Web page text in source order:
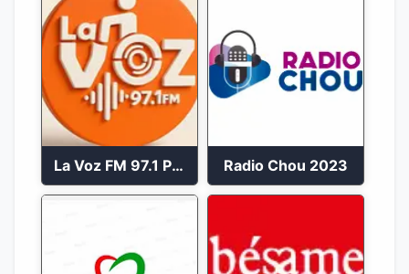
La Voz FM 97.1 Popayán en Vivo Radio Chou 2023